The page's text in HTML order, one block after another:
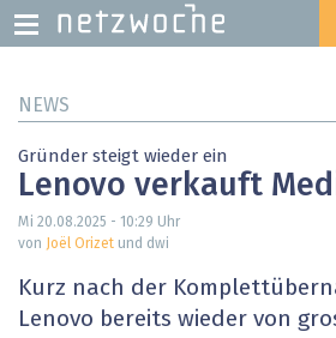
zumNEWS
Gründer steigt wieder ein
Lenovo verkauft
Mi 20.08.2025 - 10:29 Uhr
von
Joël Orizet und dwi
Kurz nach der
Lenovo bereits wieder von